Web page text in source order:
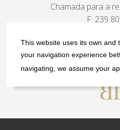
This website uses its own and
your navigation experience
navigating, we assume your
Chamada para a
F: 239
E:
ver